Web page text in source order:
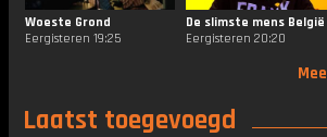
Woeste Grond
Eergisteren 19:25
De slimste mens België
Eergisteren 20:20
Laatst toegevoegd